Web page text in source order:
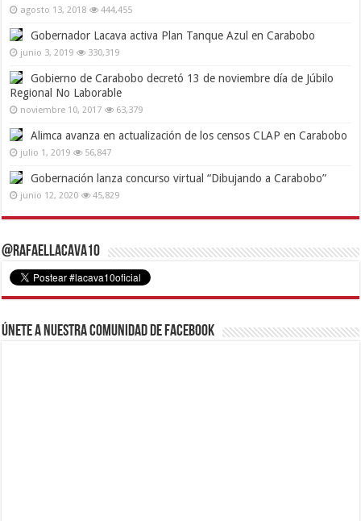
agosto 13, 2018 444,455
Gobernador Lacava activa Plan Tanque Azul en Carabobo
junio 3, 2019 330,319
Gobierno de Carabobo decretó 13 de noviembre día de Júbilo
Regional No Laborable
noviembre 10, 2017 63,379
Alimca avanza en actualización de los censos CLAP en Carabobo
julio 1, 2019 56,847
Gobernación lanza concurso virtual “Dibujando a Carabobo”
junio 12, 2020 45,829
@RafaelLacava10
Únete a nuestra comunidad de Facebook